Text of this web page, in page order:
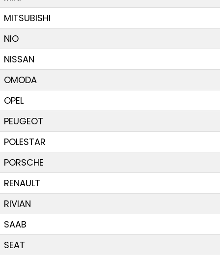
MITSUBISHI
NIO
NISSAN
OMODA
OPEL
PEUGEOT
POLESTAR
PORSCHE
RENAULT
RIVIAN
SAAB
SEAT